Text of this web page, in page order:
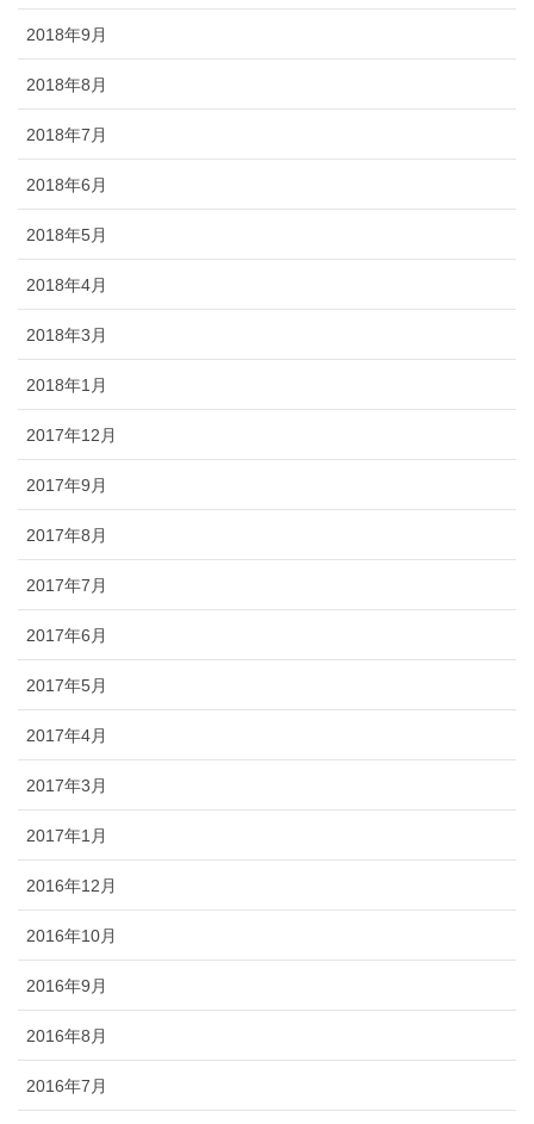
2018年9月
2018年8月
2018年7月
2018年6月
2018年5月
2018年4月
2018年3月
2018年1月
2017年12月
2017年9月
2017年8月
2017年7月
2017年6月
2017年5月
2017年4月
2017年3月
2017年1月
2016年12月
2016年10月
2016年9月
2016年8月
2016年7月